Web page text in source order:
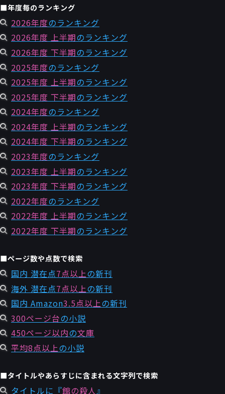
■年度毎のランキング
2026年度のランキング
2026年度 上半期のランキング
2026年度 下半期のランキング
2025年度のランキング
2025年度 上半期のランキング
2025年度 下半期のランキング
2024年度のランキング
2024年度 上半期のランキング
2024年度 下半期のランキング
2023年度のランキング
2023年度 上半期のランキング
2023年度 下半期のランキング
2022年度のランキング
2022年度 上半期のランキング
2022年度 下半期のランキング
■ページ数や点数で検索
国内 潜在点7点以上の新刊
海外 潜在点7点以上の新刊
国内 Amazon3.5点以上の新刊
300ページ台の小説
450ページ以内の文庫
平均8点以上の小説
■タイトルやあらすじに含まれる文字列で検索
タイトルに『館の殺人』